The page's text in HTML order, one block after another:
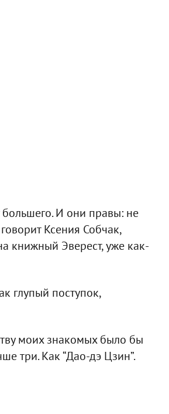
большего. И они правы: не
Ксения Собчак,
книжный Эверест, уже как-
глупый поступок,
моих знакомых было бы
три. Как “Дао-дэ Цзин”.